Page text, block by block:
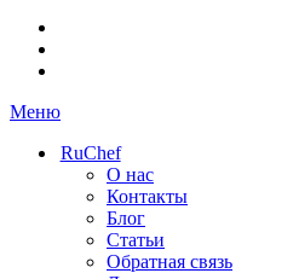
Меню
RuChef
О нас
Контакты
Блог
Статьи
Обратная связь